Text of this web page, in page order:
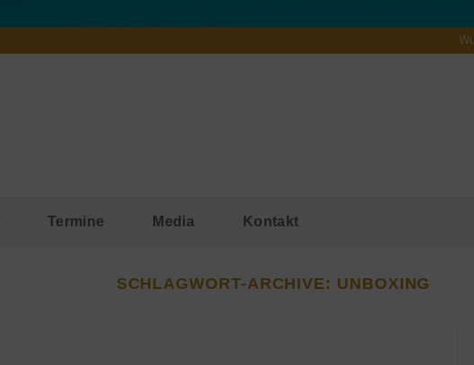
Termine Media Kontakt
SCHLAGWORT-ARCHIVE: UNBOXING